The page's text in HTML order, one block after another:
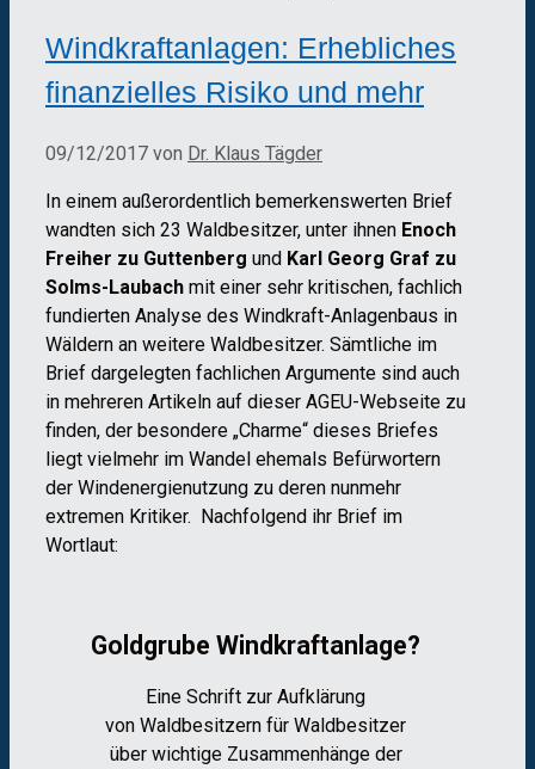
Windkraftanlagen: Erhebliches
finanzielles Risiko und mehr
09/12/2017 von Dr. Klaus Tägder
In einem außerordentlich bemerkenswerten Brief
wandten sich 23 Waldbesitzer, unter ihnen Enoch
Freiher zu Guttenberg und Karl Georg Graf zu
Solms-Laubach mit einer sehr kritischen, fachlich
fundierten Analyse des Windkraft-Anlagenbaus in
Wäldern an weitere Waldbesitzer. Sämtliche im
Brief dargelegten fachlichen Argumente sind auch
in mehreren Artikeln auf dieser AGEU-Webseite zu
finden, der besondere „Charme“ dieses Briefes
liegt vielmehr im Wandel ehemals Befürwortern
der Windenergienutzung zu deren nunmehr
extremen Kritiker. Nachfolgend ihr Brief im
Wortlaut:
Goldgrube Windkraftanlage?
Eine Schrift zur Aufklärung
von Waldbesitzern für Waldbesitzer
über wichtige Zusammenhänge der